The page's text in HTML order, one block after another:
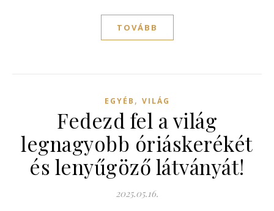
TOVÁBB
EGYÉB , VILÁG
Fedezd fel a világ
legnagyobb óriáskerékét
és lenyűgöző látványát!
2025.05.16.